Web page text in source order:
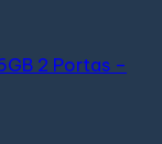
2 Portas –